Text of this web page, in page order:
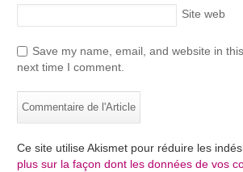
Site web
Save my name, email, and website in
next time I comment.
Ce site utilise Akismet pour réduire les
plus sur la façon dont les données de vos